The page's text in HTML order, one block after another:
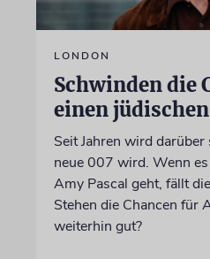
LONDON
Schwinden die
einen
Seit Jahren wird
neue 007 wird. Wenn
Amy Pascal geht, fällt
Stehen die Chancen für
weiterhin gut?